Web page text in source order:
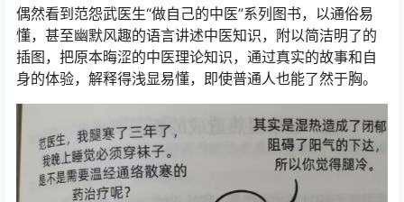
偶然看到范怨武医生“做自己的中医”系列图书，以通俗易
懂，甚至幽默风趣的语言讲述中医知识，附以简洁明了的
插图，把原本晦涩的中医理论知识，通过真实的故事和自
身的体验，解释得浅显易懂，即使普通人也能了然于胸。